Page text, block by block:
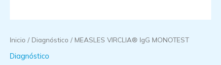
Inicio / Diagnóstico / MEASLES VIRCLIA® IgG MONOTEST
Diagnóstico